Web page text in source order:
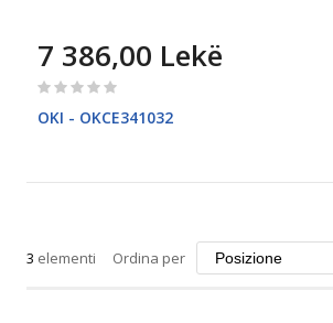
7 386,00 Lekë
Rating:
OKI - OKCE341032
3 elementi Ordina per